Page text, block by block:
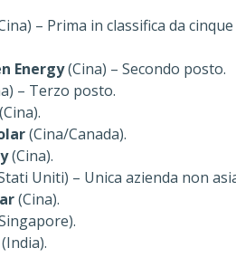
– Prima in classifica da
Energy(Cina) – Secondo posto.
– Terzo posto.
(Cina).
(Cina/Canada).
(Cina).
Uniti) – Unica azienda non
(Cina).
(India).